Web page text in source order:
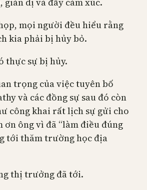
mọi người đều hiểu rằng
kia phải bị hủy bỏ.
thực sự bị hủy.
trọng của việc tuyên bố
và các đồng sự sau đó còn
công khai rất lịch sự gửi cho
ông vì đã “làm điều đúng
tới thăm trường học địa
thị trưởng đã tới.